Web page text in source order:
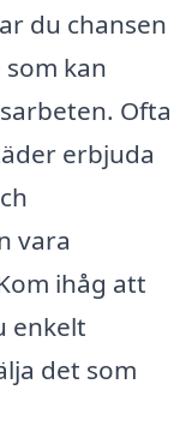
du chansen
kan
Ofta
erbjuda
vara
ihåg att
enkelt
det som